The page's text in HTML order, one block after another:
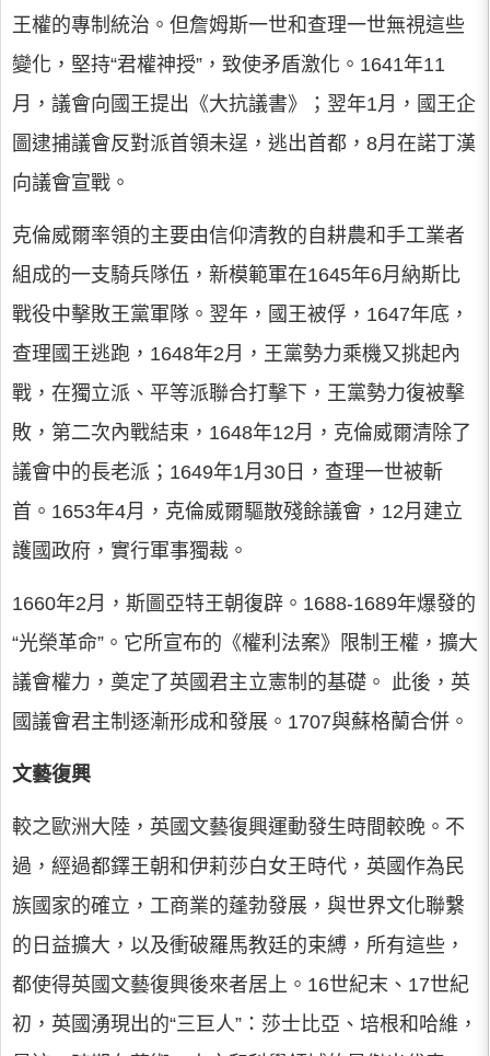
王權的專制統治。但詹姆斯一世和查理一世無視這些
變化，堅持“君權神授”，致使矛盾激化。1641年11
月，議會向國王提出《大抗議書》；翌年1月，國王企
圖逮捕議會反對派首領未逞，逃出首都，8月在諾丁漢
向議會宣戰。
克倫威爾率領的主要由信仰清教的自耕農和手工業者
組成的一支騎兵隊伍，新模範軍在1645年6月納斯比
戰役中擊敗王黨軍隊。翌年，國王被俘，1647年底，
查理國王逃跑，1648年2月，王黨勢力乘機又挑起內
戰，在獨立派、平等派聯合打擊下，王黨勢力復被擊
敗，第二次內戰結束，1648年12月，克倫威爾清除了
議會中的長老派；1649年1月30日，查理一世被斬
首。1653年4月，克倫威爾驅散殘餘議會，12月建立
護國政府，實行軍事獨裁。
1660年2月，斯圖亞特王朝復辟。1688-1689年爆發的
“光榮革命”。它所宣布的《權利法案》限制王權，擴大
議會權力，奠定了英國君主立憲制的基礎。 此後，英
國議會君主制逐漸形成和發展。1707與蘇格蘭合併。
文藝復興
較之歐洲大陸，英國文藝復興運動發生時間較晚。不
過，經過都鐸王朝和伊莉莎白女王時代，英國作為民
族國家的確立，工商業的蓬勃發展，與世界文化聯繫
的日益擴大，以及衝破羅馬教廷的束縛，所有這些，
都使得英國文藝復興後來者居上。16世紀末、17世紀
初，英國湧現出的“三巨人”：莎士比亞、培根和哈維，